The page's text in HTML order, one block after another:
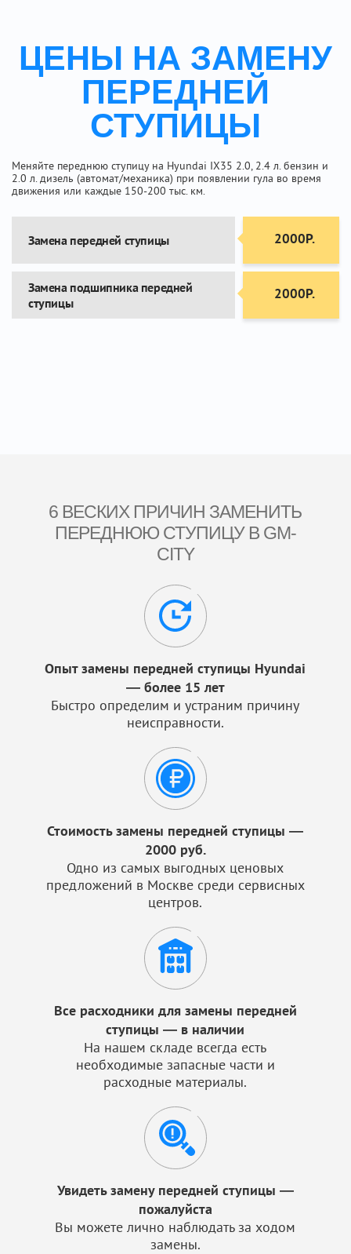
ЦЕНЫ НА ЗАМЕНУ
ПЕРЕДНЕЙ
СТУПИЦЫ
Меняйте переднюю ступицу на Hyundai IX35 2.0, 2.4 л. бензин и
2.0 л. дизель (автомат/механика) при появлении гула во время
движения или каждые 150-200 тыс. км.
Замена передней ступицы 2000Р.
Замена подшипника передней
ступицы
2000Р.
6 ВЕСКИХ ПРИЧИН ЗАМЕНИТЬ
ПЕРЕДНЮЮ СТУПИЦУ В GM-
CITY
Опыт замены передней ступицы Hyundai
— более 15 лет
Быстро определим и устраним причину
неисправности.
Стоимость замены передней ступицы —
2000 руб.
Одно из самых выгодных ценовых
предложений в Москве среди сервисных
центров.
Все расходники для замены передней
ступицы — в наличии
На нашем складе всегда есть
необходимые запасные части и
расходные материалы.
Увидеть замену передней ступицы —
пожалуйста
Вы можете лично наблюдать за ходом
замены.